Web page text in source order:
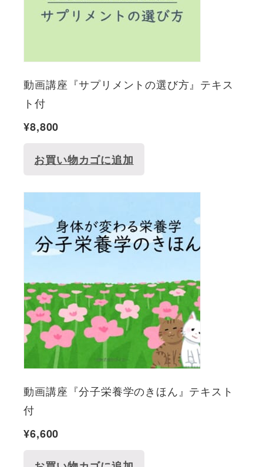
動画講座『サプリメントの選び方』テキス
ト付
¥8,800
お買い物カゴに追加
動画講座『分子栄養学のきほん』テキスト
付
¥6,600